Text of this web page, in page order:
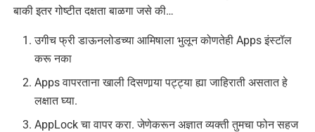
बाकी इतर गोष्टीत दक्षता बाळगा जसे की…
उगीच फ्री डाऊनलोडच्या आमिषाला भुलून कोणतेही Apps इंस्टॉल
करू नका
Apps वापरताना खाली दिसणार्‍या पट्ट्या ह्या जाहिराती असतात हे
लक्षात घ्या.
AppLock चा वापर करा. जेणेकरून अज्ञात व्यक्ती तुमचा फोन सहज